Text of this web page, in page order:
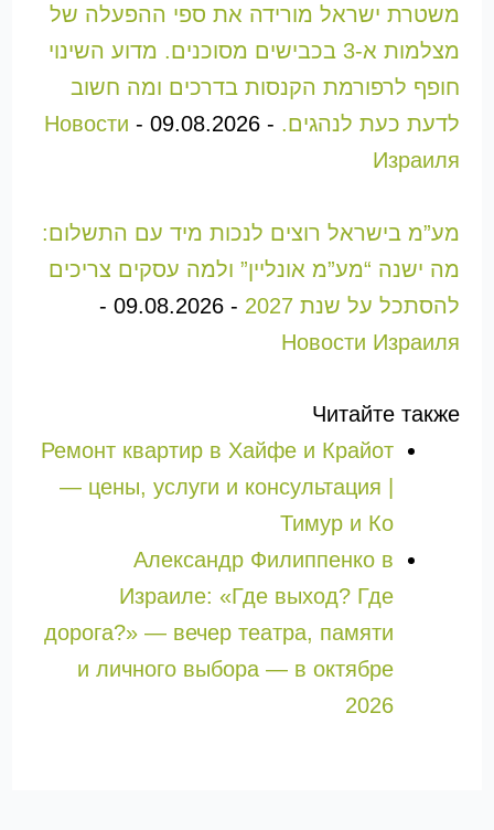
משטרת ישראל מורידה את ספי ההפעלה של
מצלמות א-3 בכבישים מסוכנים. מדוע השינוי
חופף לרפורמת הקנסות בדרכים ומה חשוב
לדעת כעת לנהגים. -
09.08.2026
-
Новости
Израиля
מע”מ בישראל רוצים לנכות מיד עם התשלום:
מה ישנה “מע”מ אונליין” ולמה עסקים צריכים
להסתכל על שנת 2027
-
09.08.2026
-
Новости Израиля
Читайте также
Ремонт квартир в Хайфе и Крайот
— цены, услуги и консультация |
Тимур и Ко
Александр Филиппенко в
Израиле: «Где выход? Где
дорога?» — вечер театра, памяти
и личного выбора — в октябре
2026